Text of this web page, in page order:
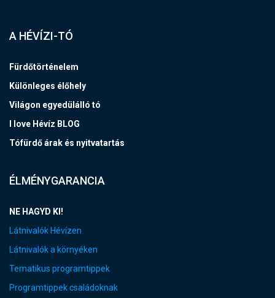
A HÉVÍZI-TÓ
Fürdőtörténelem
Különleges élőhely
Világon egyedülálló tó
I love Hévíz BLOG
Tófürdő árak és nyitvatartás
ÉLMÉNYGARANCIA
NE HAGYD KI!
Látnivalók Hévízen
Látnivalók a környéken
Tematikus programtippek
Programtippek családoknak